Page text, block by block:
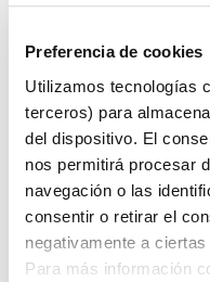
Preferencia de cookies
Utilizamos tecnologías
terceros) para
del dispositivo. El
nos permitirá procesar
navegación o las
consentir o retirar el
negativamente a
Para más información